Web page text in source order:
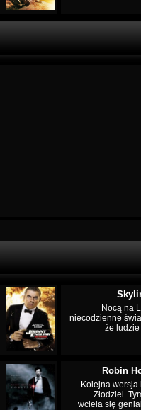
Nocą na
niecodzienne
że
Robin
Kolejna wersja
Złodziei.
wciela się